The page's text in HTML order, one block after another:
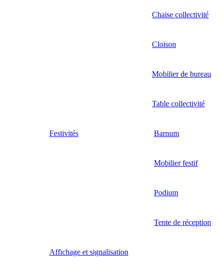
Chaise collectivité
Cloison
Mobilier de bureau
Table collectivité
Festivités Barnum
Mobilier festif
Podium
Tente de réception
Affichage et signalisation